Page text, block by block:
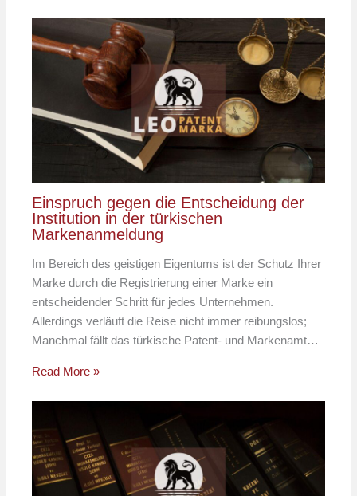
Einspruch gegen die Entscheidung der
Institution in der türkischen
Markenanmeldung
Im Bereich des geistigen Eigentums ist der Schutz Ihrer
Marke durch die Registrierung einer Marke ein
entscheidender Schritt für jedes Unternehmen.
Allerdings verläuft die Reise nicht immer reibungslos;
Manchmal fällt das türkische Patent- und Markenamt…
Read More »